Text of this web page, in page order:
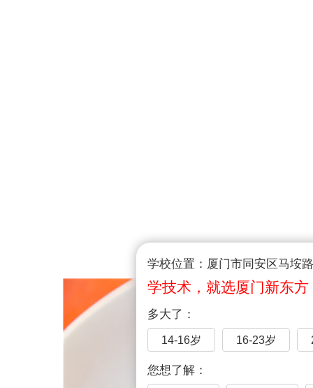
学校位置：厦门市同安区马垵
学技术，就选厦门新东方
多大了：
14-16岁 16-23岁
您想了解：